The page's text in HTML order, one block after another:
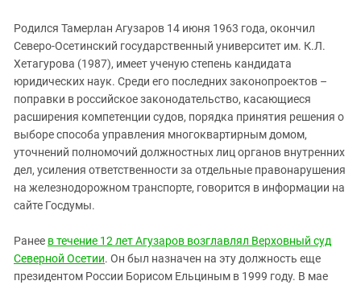
Родился Тамерлан Агузаров 14 июня 1963 года, окончил
Северо-Осетинский государственный университет им. К.Л.
Хетагурова (1987), имеет ученую степень кандидата
юридических наук. Среди его последних законопроектов –
поправки в российское законодательство, касающиеся
расширения компетенции судов, порядка принятия решения о
выборе способа управления многоквартирным домом,
уточнений полномочий должностных лиц органов внутренних
дел, усиления ответственности за отдельные правонарушения
на железнодорожном транспорте, говорится в информации на
сайте Госдумы.
Ранее в течение 12 лет Агузаров возглавлял Верховный суд
Северной Осетии. Он был назначен на эту должность еще
президентом России Борисом Ельциным в 1999 году. В мае